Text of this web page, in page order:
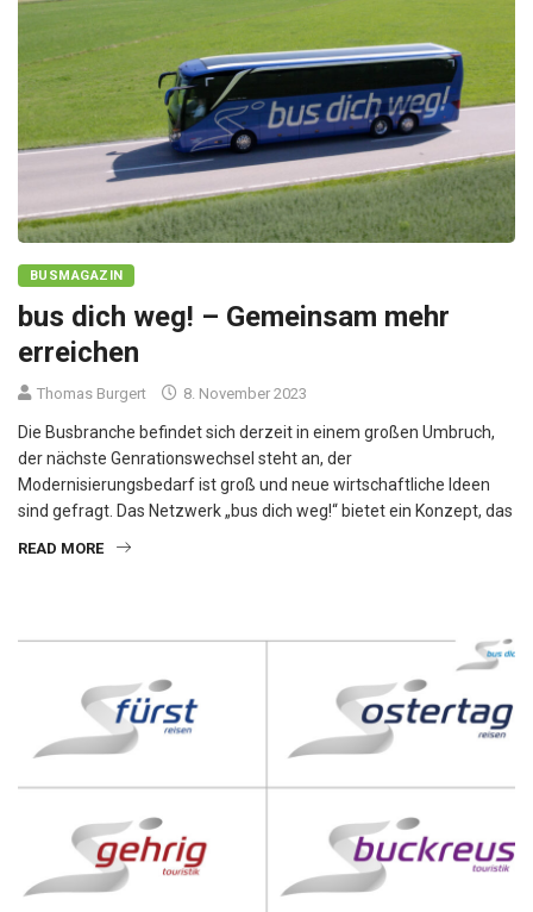
BUSMAGAZIN
bus dich weg! – Gemeinsam mehr
erreichen
Thomas Burgert 8. November 2023
Die Busbranche befindet sich derzeit in einem großen Umbruch,
der nächste Genrationswechsel steht an, der
Modernisierungsbedarf ist groß und neue wirtschaftliche Ideen
sind gefragt. Das Netzwerk „bus dich weg!“ bietet ein Konzept, das
READ MORE